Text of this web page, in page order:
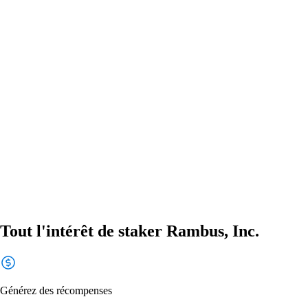
Tout l'intérêt de staker Rambus, Inc.
Générez des récompenses